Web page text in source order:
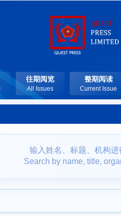
往期阅览
All Issues
整期阅读
Current Issue
输入姓名、标题、机构进
Search by name, title,